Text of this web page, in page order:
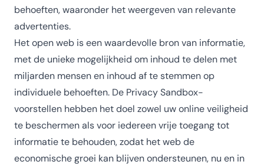
behoeften, waaronder het weergeven van relevante
advertenties.
Het open web is een waardevolle bron van informatie,
met de unieke mogelijkheid om inhoud te delen met
miljarden mensen en inhoud af te stemmen op
individuele behoeften. De Privacy Sandbox-
voorstellen hebben het doel zowel uw online veiligheid
te beschermen als voor iedereen vrije toegang tot
informatie te behouden, zodat het web de
economische groei kan blijven ondersteunen, nu en in